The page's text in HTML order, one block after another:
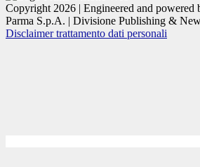
Copyright 2026 | Engineered and powered
Parma S.p.A. | Divisione Publishing &
Disclaimer trattamento dati personali